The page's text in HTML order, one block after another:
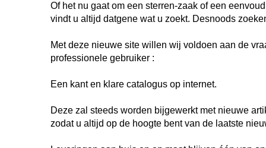
Of het nu gaat om een sterren-zaak of een
vindt u altijd datgene wat u zoekt. Desnoods
Met deze nieuwe site willen wij voldoen aan de
professionele gebruiker :
Een kant en klare catalogus op internet.
Deze zal steeds worden bijgewerkt met nieuwe
zodat u altijd op de hoogte bent van de laatste